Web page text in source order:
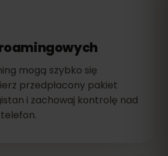
mogą szybko się
przedpłacony pakiet
i zachowaj kontrolę nad